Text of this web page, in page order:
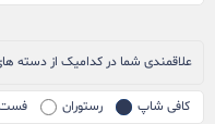
علاقمندی شما در کدامیک از دسته
کافی شاپ رستوران فست